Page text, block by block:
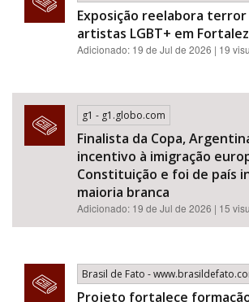
Exposição reelabora terror
artistas LGBT+ em
Adicionado: 19 de Jul de 2026 | 19
g1 - g1.globo.com
Finalista da Copa,
incentivo à imigração
Constituição e foi de país
maioria branca
Adicionado: 19 de Jul de 2026 | 15
Brasil de Fato -
Projeto fortalece